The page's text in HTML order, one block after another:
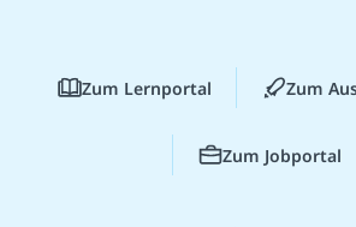
Zum Lernportal Zum
Zum Jobportal